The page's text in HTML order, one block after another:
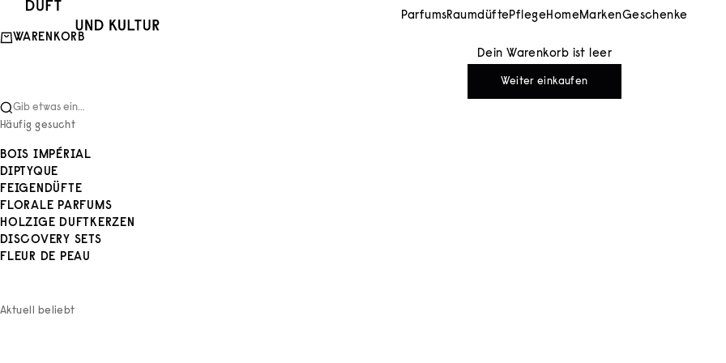
Zum Inhalt springen
Duft und Kultur ParfumsRaumdüftePflegeHomeMarkenGeschenke
WARENKORB
Dein Warenkorb ist leer
Weiter einkaufen
Gib etwas ein...
Häufig gesucht
BOIS IMPÉRIAL
DIPTYQUE
FEIGENDÜFTE
FLORALE PARFUMS
HOLZIGE DUFTKERZEN
DISCOVERY SETS
FLEUR DE PEAU
Aktuell beliebt